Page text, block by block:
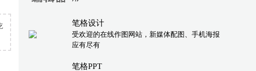
笔格设计
受欢迎的在线作图网站，新媒体配图、手机海报
应有尽有
笔格PPT